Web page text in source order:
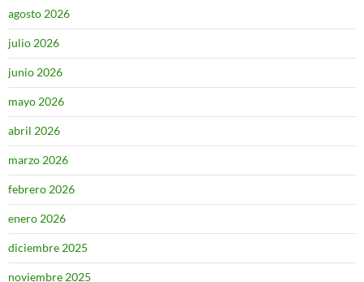
agosto 2026
julio 2026
junio 2026
mayo 2026
abril 2026
marzo 2026
febrero 2026
enero 2026
diciembre 2025
noviembre 2025